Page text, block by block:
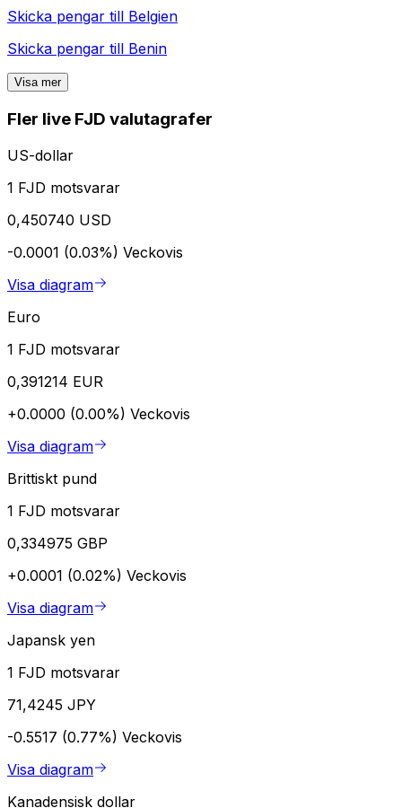
Skicka pengar till Belgien
Skicka pengar till Benin
Visa mer
Fler live FJD valutagrafer
US-dollar
1 FJD motsvarar
0,450740 USD
-0.0001 (0.03%) Veckovis
Visa diagram
Euro
1 FJD motsvarar
0,391214 EUR
+0.0000 (0.00%) Veckovis
Visa diagram
Brittiskt pund
1 FJD motsvarar
0,334975 GBP
+0.0001 (0.02%) Veckovis
Visa diagram
Japansk yen
1 FJD motsvarar
71,4245 JPY
-0.5517 (0.77%) Veckovis
Visa diagram
Kanadensisk dollar